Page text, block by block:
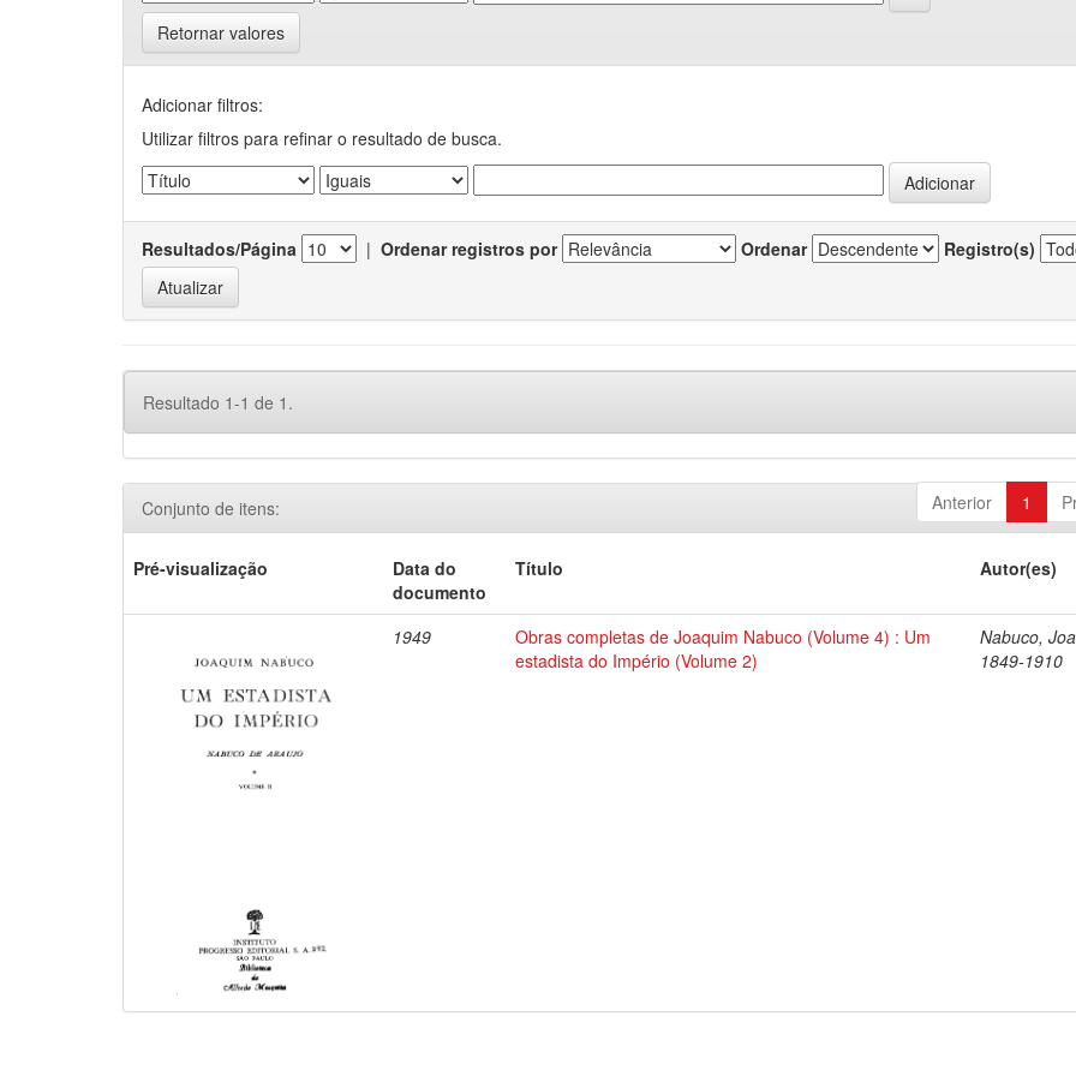
Retornar valores
Adicionar filtros:
Utilizar filtros para refinar o resultado de busca.
Resultados/Página | Ordenar registros por Ordenar Registro(s)
Resultado 1-1 de 1.
Anterior 1
Conjunto de itens:
Pré-visualização
Data do
documento
Título Autor(es)
1949
Obras completas de Joaquim Nabuco (Volume 4) : Um
estadista do Império (Volume 2)
Nabuco,
1849-1910